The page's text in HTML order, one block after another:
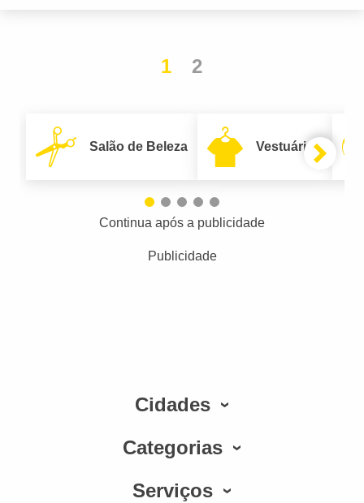
1 2
Salão de Beleza Vestuário
Continua após a publicidade
Publicidade
Cidades
Categorias
Serviços